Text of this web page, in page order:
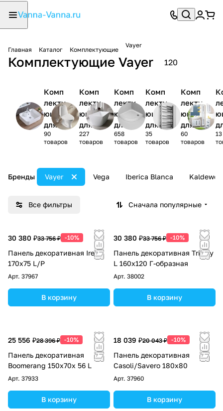
Главная Каталог Комплектующие
Vayer
Комплектующие Vayer 120
Комп
лекту
ющие
для
раков
ины
90
товаров
Комп
лекту
ющие
для
унита
зов
227
товаров
Комп
лекту
ющие
для
ванн
658
товаров
Комп
лекту
ющие
для
душев
ых
35
товаров
Комп
лекту
ющие
для
полот
енцес
60
товаров
и
13
Бренды Vega Iberica Blanca Kaldewei
Vayer
Все фильтры Сначала популярные
30 380 ₽33 756 ₽ -10%
Панель декоративная Irena
170х75 L/P
Арт. 37967
В корзину
30 380 ₽33 756 ₽ -10%
Панель декоративная Trinity
L 160x120 Г-образная
Арт. 38002
В корзину
25 556 ₽28 396 ₽ -10%
Панель декоративная
Boomerang 150x70х 56 L
Арт. 37933
В корзину
18 039 ₽20 043 ₽ -10%
Панель декоративная
Casoli/Savero 180x80
Арт. 37960
В корзину